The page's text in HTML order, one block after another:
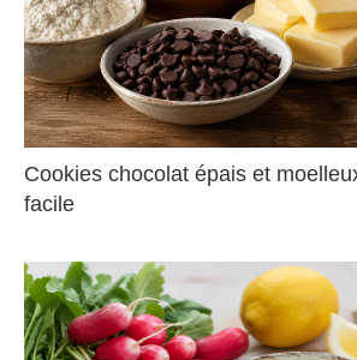
Cookies chocolat épais et
facile